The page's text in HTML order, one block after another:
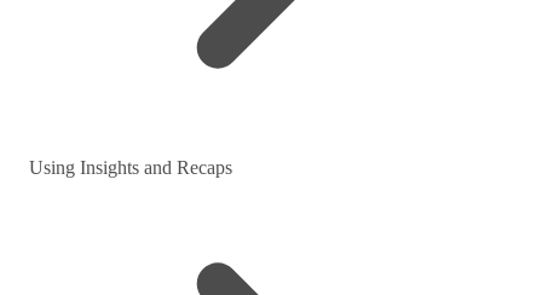
Using Insights and Recaps